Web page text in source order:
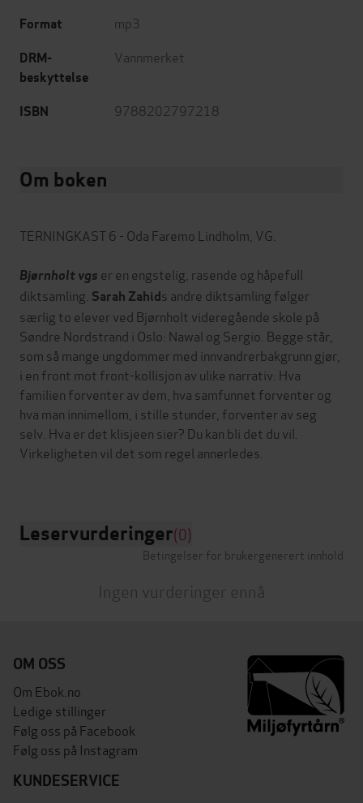
Format mp3
DRM-
beskyttelse
Vannmerket
ISBN 9788202797218
Om boken
TERNINGKAST 6 - Oda Faremo Lindholm, VG.
Bjørnholt vgs er en engstelig, rasende og håpefull
diktsamling. Sarah Zahids andre diktsamling følger
særlig to elever ved Bjørnholt videregående skole på
Søndre Nordstrand i Oslo: Nawal og Sergio. Begge står,
som så mange ungdommer med innvandrerbakgrunn gjør,
i en front mot front-kollisjon av ulike narrativ: Hva
familien forventer av dem, hva samfunnet forventer og
hva man innimellom, i stille stunder, forventer av seg
selv. Hva er det klisjeen sier? Du kan bli det du vil.
Virkeligheten vil det som regel annerledes.
Leservurderinger(0)
Betingelser for brukergenerert innhold
Ingen vurderinger ennå
OM OSS
Om Ebok.no
Ledige stillinger
Følg oss på Facebook
Følg oss på Instagram
KUNDESERVICE